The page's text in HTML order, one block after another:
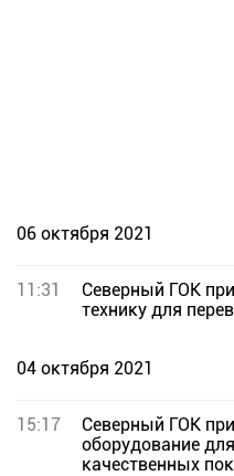
06 октября 2021
11:31
Северный ГОК
технику для
04 октября 2021
15:17
Северный ГОК
оборудование
качественных